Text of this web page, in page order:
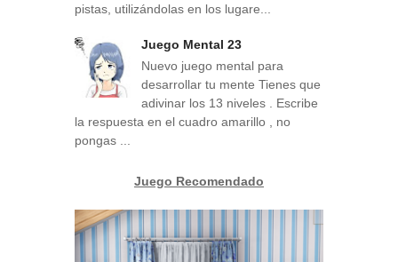
pistas, utilizándolas en los lugare...
Juego Mental 23
Nuevo juego mental para
desarrollar tu mente Tienes que
adivinar los 13 niveles . Escribe
la respuesta en el cuadro amarillo , no
pongas ...
Juego Recomendado